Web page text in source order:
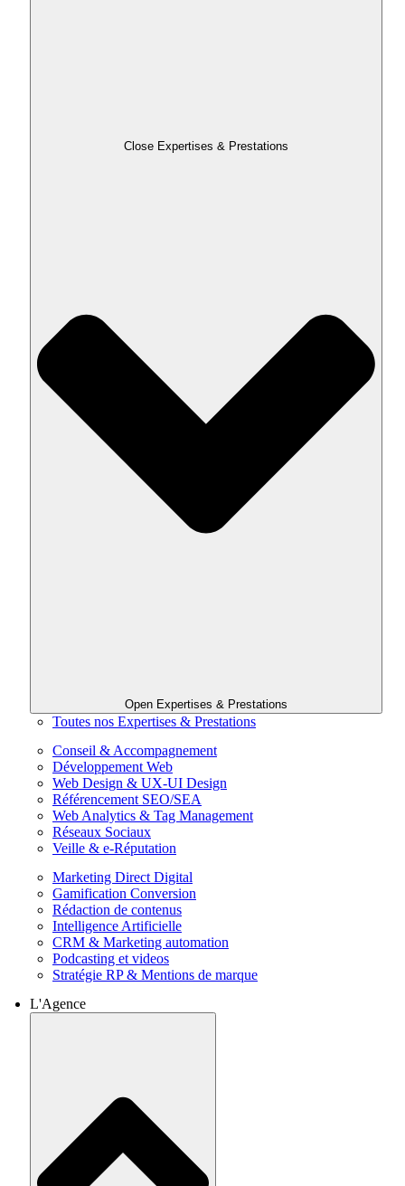
Close Expertises & Prestations
Open Expertises & Prestations
Toutes nos Expertises & Prestations
Conseil & Accompagnement
Développement Web
Web Design & UX-UI Design
Référencement SEO/SEA
Web Analytics & Tag Management
Réseaux Sociaux
Veille & e-Réputation
Marketing Direct Digital
Gamification Conversion
Rédaction de contenus
Intelligence Artificielle
CRM & Marketing automation
Podcasting et videos
Stratégie RP & Mentions de marque
L'Agence